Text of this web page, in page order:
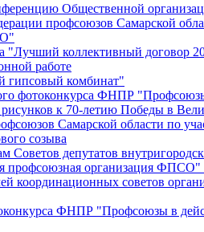
Общественной
профсоюзов Самарской
"Лучший коллективный договор
работе
гипсовый комбинат"
фотоконкурса ФНПР
к 70-летию Победы в
Самарской области по
созыва
депутатов
профсоюзная организация ФПСО"
координационных советов
ФНПР "Профсоюзы в